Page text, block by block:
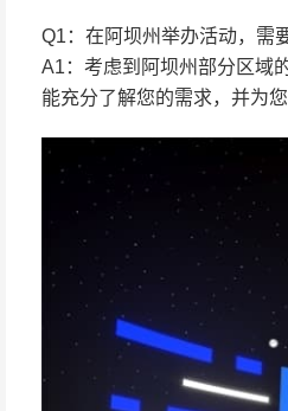
Q1：在阿坝州举办活动，需
A1：考虑到阿坝州部分区域
能充分了解您的需求，并为